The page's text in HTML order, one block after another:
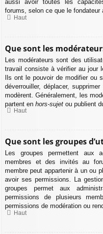
aussi avoir toutes les
forums, selon ce que le fondateur
Haut
Que sont les
Les modérateurs sont des
travail consiste à vérifier au jour
Ils ont le pouvoir de modifier ou
déverrouiller, déplacer,
modèrent. Généralement, les
partent en hors-sujet ou publient
Haut
Que sont les groupes
Les groupes permettent aux
membres et des invités au
membre peut appartenir à un ou
avoir ses permissions. La
groupes permet aux
permissions de plusieurs
permissions de modération ou
Haut